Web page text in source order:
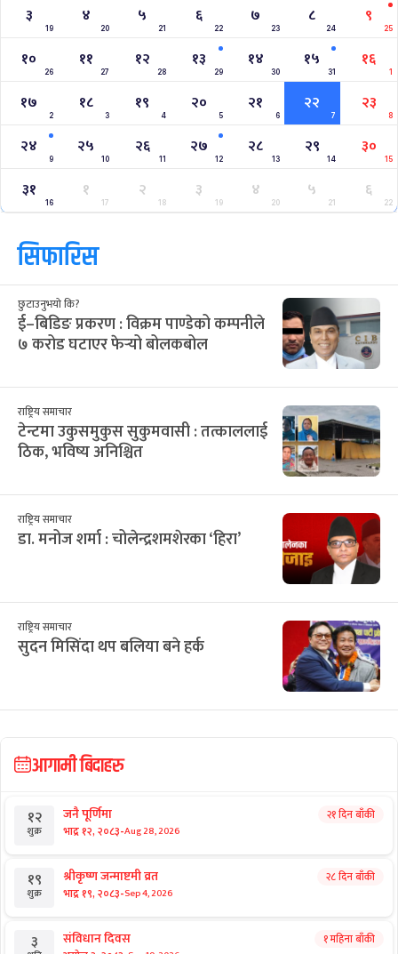
३
19
४
20
५
21
६
22
७
23
८
24
९
25
१०
26
११
27
१२
28
१३
29
१४
30
१५
31
१६
1
१७
2
१८
3
१९
4
२०
5
२१
6
२२
7
२३
8
२४
9
२५
10
२६
11
२७
12
२८
13
२९
14
३०
15
३१
16
१
17
२
18
३
19
४
20
५
21
६
22
सिफारिस
छुटाउनुभयो कि?
ई–बिडिङ प्रकरण : विक्रम पाण्डेको कम्पनीले
७ करोड घटाएर फेर्‍यो बोलकबोल
राष्ट्रिय समाचार
टेन्टमा उकुसमुकुस सुकुमवासी : तत्काललाई
ठिक, भविष्य अनिश्चित
राष्ट्रिय समाचार
डा. मनोज शर्मा : चोलेन्द्रशमशेरका ‘हिरा’
राष्ट्रिय समाचार
सुदन मिसिंदा थप बलिया बने हर्क
आगामी बिदाहरु
१२
शुक्र
जनै पूर्णिमा
भाद्र १२, २०८३-Aug 28, 2026
२१ दिन बाँकी
१९
शुक्र
श्रीकृष्ण जन्माष्टमी व्रत
भाद्र १९, २०८३-Sep 4, 2026
२८ दिन बाँकी
३ संविधान दिवस १ महिना बाँकी